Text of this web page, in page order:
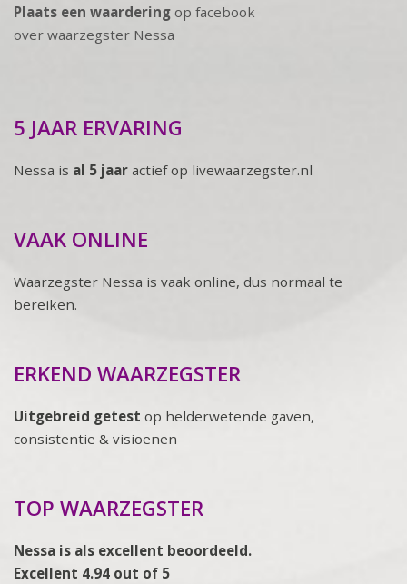
Plaats een waardering op facebook
over waarzegster Nessa
5 JAAR ERVARING
Nessa is al 5 jaar actief op livewaarzegster.nl
VAAK ONLINE
Waarzegster Nessa is vaak online, dus normaal te
bereiken.
ERKEND WAARZEGSTER
Uitgebreid getest op helderwetende gaven,
consistentie & visioenen
TOP WAARZEGSTER
Nessa is als excellent beoordeeld.
Excellent 4.94 out of 5